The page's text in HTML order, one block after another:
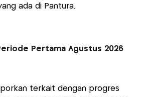
ada di Pantura.
Pertama Agustus 2026
terkait dengan progres